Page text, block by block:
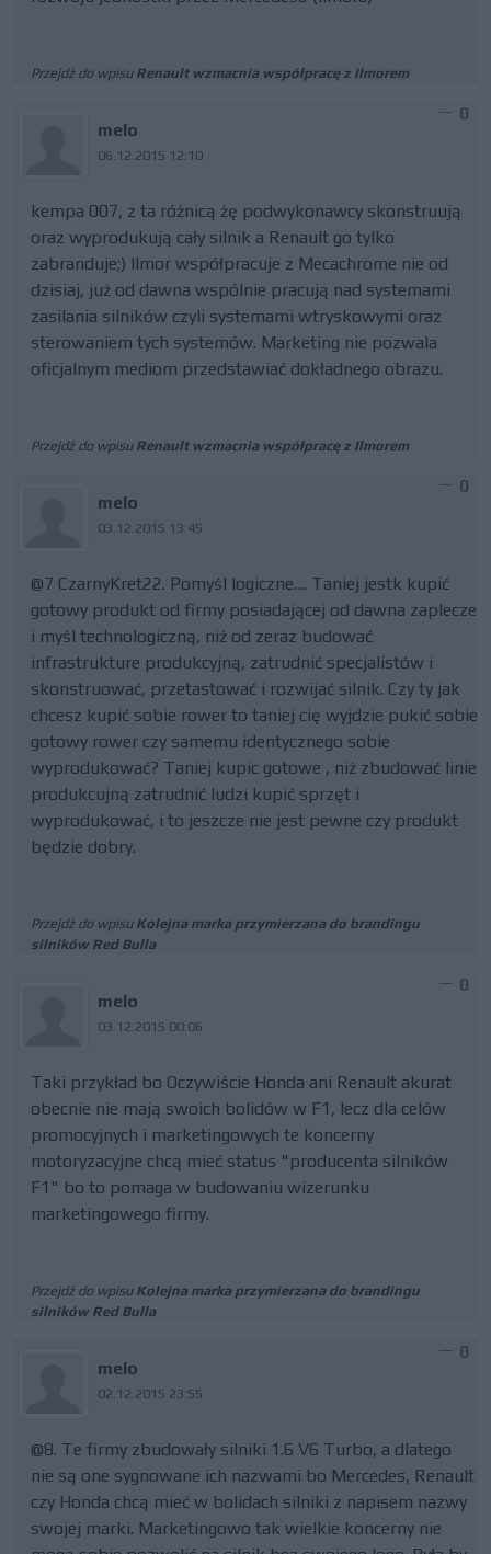
Przejdź do wpisu Renault wzmacnia współpracę z Ilmorem
melo
06.12.2015 12:10
0
kempa 007, z ta różnicą żę podwykonawcy skonstruują
oraz wyprodukują cały silnik a Renault go tylko
zabranduje;) Ilmor współpracuje z Mecachrome nie od
dzisiaj, już od dawna wspólnie pracują nad systemami
zasilania silników czyli systemami wtryskowymi oraz
sterowaniem tych systemów. Marketing nie pozwala
oficjalnym mediom przedstawiać dokładnego obrazu.
Przejdź do wpisu Renault wzmacnia współpracę z Ilmorem
melo
03.12.2015 13:45
0
@7 CzarnyKret22. Pomyśl logiczne.... Taniej jestk kupić
gotowy produkt od firmy posiadającej od dawna zaplecze
i myśl technologiczną, niż od zeraz budować
infrastrukture produkcyjną, zatrudnić specjalistów i
skonstruować, przetastować i rozwijać silnik. Czy ty jak
chcesz kupić sobie rower to taniej cię wyjdzie pukić sobie
gotowy rower czy samemu identycznego sobie
wyprodukować? Taniej kupic gotowe , niż zbudować linie
produkcujną zatrudnić ludzi kupić sprzęt i
wyprodukować, i to jeszcze nie jest pewne czy produkt
będzie dobry.
Przejdź do wpisu Kolejna marka przymierzana do brandingu
silników Red Bulla
melo
03.12.2015 00:06
0
Taki przykład bo Oczywiście Honda ani Renault akurat
obecnie nie mają swoich bolidów w F1, lecz dla celów
promocyjnych i marketingowych te koncerny
motoryzacyjne chcą mieć status "producenta silników
F1" bo to pomaga w budowaniu wizerunku
marketingowego firmy.
Przejdź do wpisu Kolejna marka przymierzana do brandingu
silników Red Bulla
melo
02.12.2015 23:55
0
@8. Te firmy zbudowały silniki 1.6 V6 Turbo, a dlatego
nie są one sygnowane ich nazwami bo Mercedes, Renault
czy Honda chcą mieć w bolidach silniki z napisem nazwy
swojej marki. Marketingowo tak wielkie koncerny nie